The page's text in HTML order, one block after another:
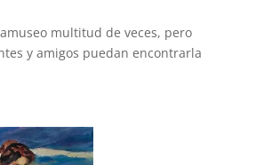
multitud de veces, pero
y amigos puedan encontrarla